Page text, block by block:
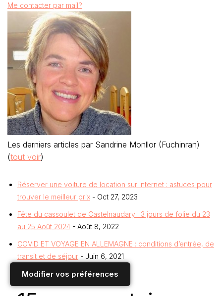
Modifier vos préférences
Me contacter par mail?
Les derniers articles par Sandrine Monllor (Fuchinran)
(tout voir)
Réserver une voiture de location sur internet : astuces pour
trouver le meilleur prix - Oct 27, 2023
Fête du cassoulet de Castelnaudary : 3 jours de folie du 23
au 25 Août 2024 - Août 8, 2022
COVID ET VOYAGE EN ALLEMAGNE : conditions d’entrée, de
transit et de séjour - Juin 6, 2021